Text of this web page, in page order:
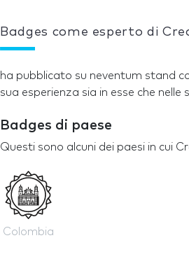
Badges come esperto di
ha pubblicato su neventum stand
sua esperienza sia in esse che nelle
Badges di paese
Questi sono alcuni dei paesi in cui
Colombia